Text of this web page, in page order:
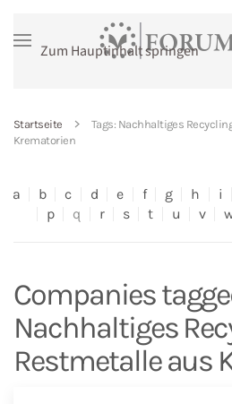
Zum Hauptinhalt springen
Startseite
Tags: Nachhaltiges
Krematorien
a b c d e f g h i
p
q r s t u v
Companies
Nachhaltiges
Restmetalle aus